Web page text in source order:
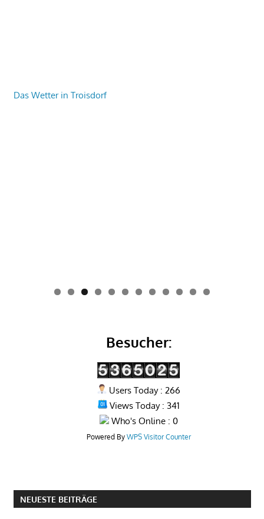
Das Wetter in Troisdorf
0 1 2
Besucher:
Users Today : 266
Views Today : 341
Who's Online : 0
Powered By WPS Visitor Counter
NEUESTE BEITRÄGE